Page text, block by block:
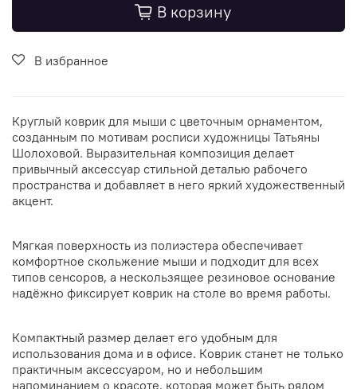
В корзину
В избранное
Круглый коврик для мыши с цветочным орнаментом,
созданным по мотивам росписи художницы Татьяны
Шолоховой. Выразительная композиция делает
привычный аксессуар стильной деталью рабочего
пространства и добавляет в него яркий художественный
акцент.
Мягкая поверхность из полиэстера обеспечивает
комфортное скольжение мыши и подходит для всех
типов сенсоров, а нескользящее резиновое основание
надёжно фиксирует коврик на столе во время работы.
Компактный размер делает его удобным для
использования дома и в офисе. Коврик станет не только
практичным аксессуаром, но и небольшим
напоминанием о красоте, которая может быть рядом